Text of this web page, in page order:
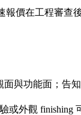
報價在工程審查
與功能面；告
或外觀 finishing